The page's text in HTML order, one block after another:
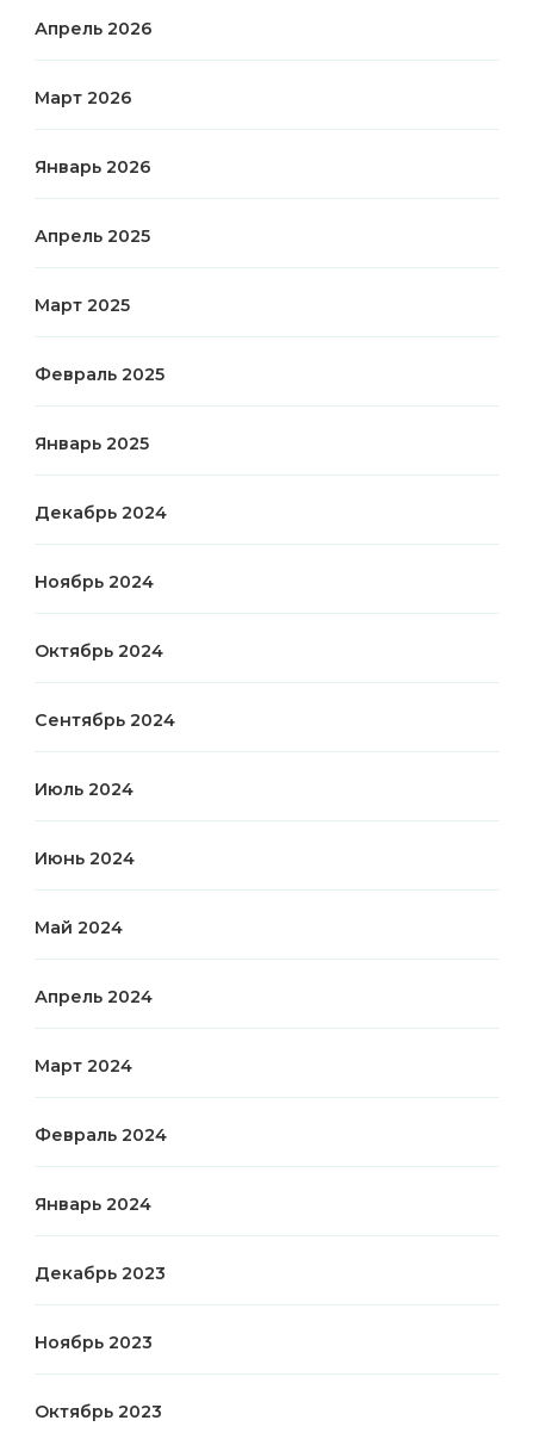
Апрель 2026
Март 2026
Январь 2026
Апрель 2025
Март 2025
Февраль 2025
Январь 2025
Декабрь 2024
Ноябрь 2024
Октябрь 2024
Сентябрь 2024
Июль 2024
Июнь 2024
Май 2024
Апрель 2024
Март 2024
Февраль 2024
Январь 2024
Декабрь 2023
Ноябрь 2023
Октябрь 2023